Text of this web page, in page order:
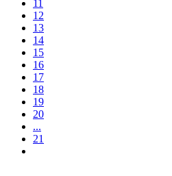
11
12
13
14
15
16
17
18
19
20
...
21